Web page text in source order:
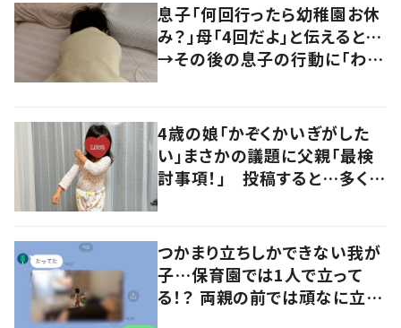
息子「何回行ったら幼稚園お休
み？」母「4回だよ」と伝えると…
→その後の息子の行動に「わか
4歳の娘「かぞくかいぎがした
い」まさかの議題に父親「最検
討事項！」 投稿すると…多くの
つかまり立ちしかできない我が
子…保育園では1人で立って
る！？ 両親の前では頑なに立た